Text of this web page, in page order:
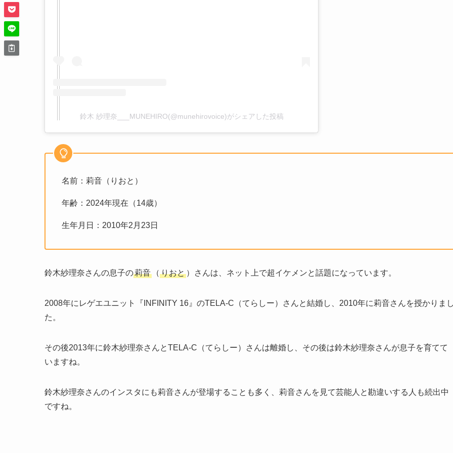
鈴木 紗理奈___MUNEHIRO(@munehirovoice)がシェアした投稿
名前：莉音（りおと）
年齢：2024年現在（14歳）
生年月日：2010年2月23日
鈴木紗理奈さんの息子の莉音 （ りおと ）さんは、ネット上で超イケメンと話題になっています。
2008年にレゲエユニット『INFINITY 16』のTELA-C（てらしー）さんと結婚し、2010年に莉音さんを授かりま
た。
その後2013年に鈴木紗理奈さんとTELA-C（てらしー）さんは離婚し、その後は鈴木紗理奈さんが息子を育てて
いますね。
鈴木紗理奈さんのインスタにも莉音さんが登場することも多く、莉音さんを見て芸能人と勘違いする人も続出中
ですね。